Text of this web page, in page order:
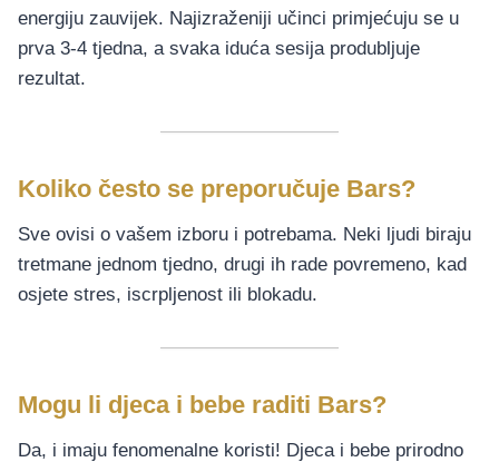
energiju zauvijek. Najizraženiji učinci primjećuju se u
prva 3-4 tjedna, a svaka iduća sesija produbljuje
rezultat.
Koliko često se preporučuje Bars?
Sve ovisi o vašem izboru i potrebama. Neki ljudi biraju
tretmane jednom tjedno, drugi ih rade povremeno, kad
osjete stres, iscrpljenost ili blokadu.
Mogu li djeca i bebe raditi Bars?
Da, i imaju fenomenalne koristi! Djeca i bebe prirodno